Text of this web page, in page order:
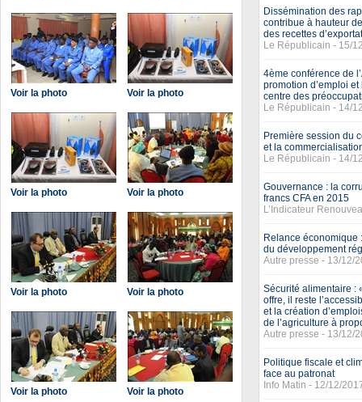
Voir la photo Voir la photo
Voir la photo Voir la photo
Voir la photo Voir la photo
Voir la photo Voir la photo
Dissémination des
contribue à hauteur
des recettes
Le Républicain - 15/
4ème conférence de
promotion d’emploi
centre des
Le Républicain - 14/
Première session du
et la
Le Républicain - 14/
Gouvernance : la
francs CFA en 2015
L’Indicateur
Relance économique
du développement
Autre presse - 13/12/
Sécurité alimentaire :
offre, il reste
et la création
de l’agriculture à
Autre presse - 13/12/
Politique fiscale et
face au patronat
Info Matin - 12/12/